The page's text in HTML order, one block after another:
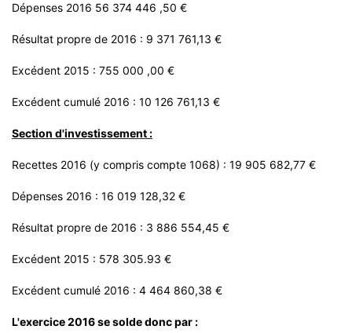
Dépenses 2016 56 374 446 ,50 €
Résultat propre de 2016 : 9 371 761,13 €
Excédent 2015 : 755 000 ,00 €
Excédent cumulé 2016 : 10 126 761,13 €
Section d'investissement :
Recettes 2016 (y compris compte 1068) : 19 905 682,77 €
Dépenses 2016 : 16 019 128,32 €
Résultat propre de 2016 : 3 886 554,45 €
Excédent 2015 : 578 305.93 €
Excédent cumulé 2016 : 4 464 860,38 €
L'exercice 2016 se solde donc par :